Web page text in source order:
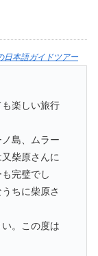
日本語ガイドツアー
楽しい旅行
島、ムラー
柴原さんに
完璧でし
ちに柴原さ
。この度は